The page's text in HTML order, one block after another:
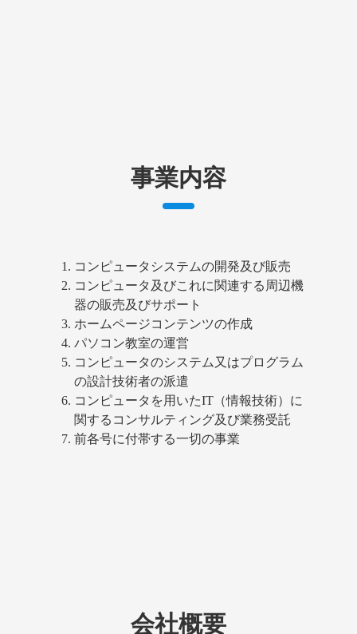
事業内容
コンピュータシステムの開発及び販売
コンピュータ及びこれに関連する周辺機
器の販売及びサポート
ホームページコンテンツの作成
パソコン教室の運営
コンピュータのシステム又はプログラム
の設計技術者の派遣
コンピュータを用いたIT（情報技術）に
関するコンサルティング及び業務受託
前各号に付帯する一切の事業
会社概要